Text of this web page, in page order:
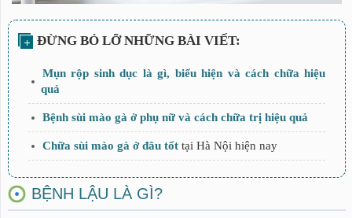
Mụn rộp sinh dục là gì, biểu hiện và cách chữa hiệu
quả
Bệnh sùi mào gà ở phụ nữ và cách chữa trị hiệu quả
Chữa sùi mào gà ở đâu tốttại Hà Nội hiện nay
BỆNH LẬU LÀ GÌ?